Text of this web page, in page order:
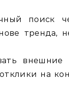
поиск
тренда,
внешние
на